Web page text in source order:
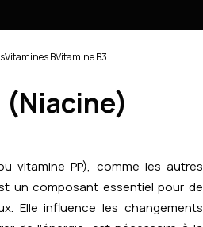
Vitamines BVitamine B3
(Niacine)
vitamine PP), comme les autres
un composant essentiel pour de
Elle influence les changements